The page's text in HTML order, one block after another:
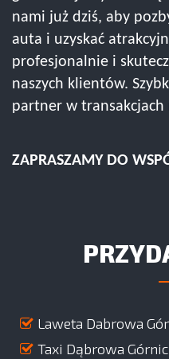
nami już dziś, aby
auta i uzyskać
profesjonalnie i
naszych klientów.
partner w
ZAPRASZAMY DO
Laweta Dabrowa
Taxi Dąbrowa